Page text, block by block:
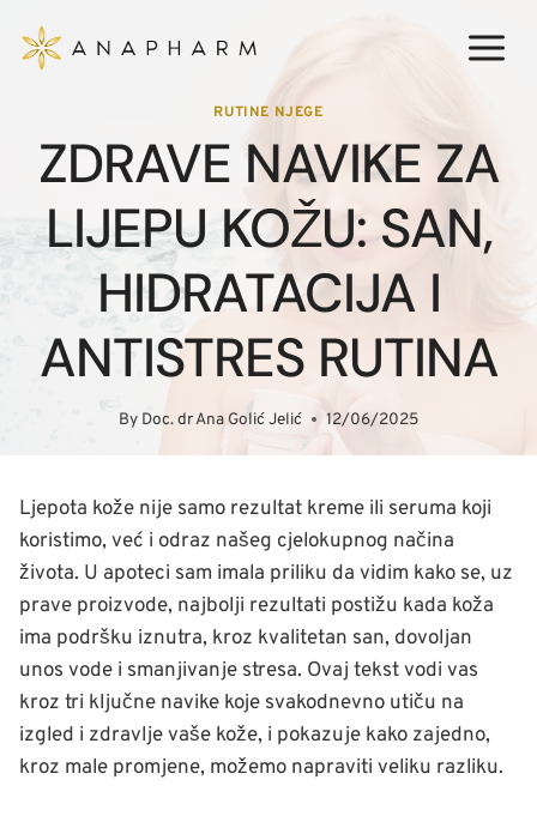
content
RUTINE NJEGE
ZDRAVE NAVIKE ZA
LIJEPU KOŽU: SAN,
HIDRATACIJA I
ANTISTRES RUTINA
By Doc. dr Ana Golić Jelić 12/06/2025
Ljepota kože nije samo rezultat kreme ili seruma koji
koristimo, već i odraz našeg cjelokupnog načina
života. U apoteci sam imala priliku da vidim kako se, uz
prave proizvode, najbolji rezultati postižu kada koža
ima podršku iznutra, kroz kvalitetan san, dovoljan
unos vode i smanjivanje stresa. Ovaj tekst vodi vas
kroz tri ključne navike koje svakodnevno utiču na
izgled i zdravlje vaše kože, i pokazuje kako zajedno,
kroz male promjene, možemo napraviti veliku razliku.